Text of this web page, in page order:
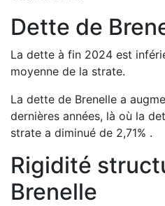
Dette de
La dette à fin 2024 est
moyenne de la strate.
La dette de Brenelle a
dernières années, là où la
strate a diminué de 2,71% .
Rigidité
Brenelle